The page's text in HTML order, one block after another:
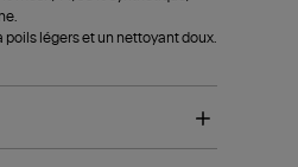
poils légers et un nettoyant doux.